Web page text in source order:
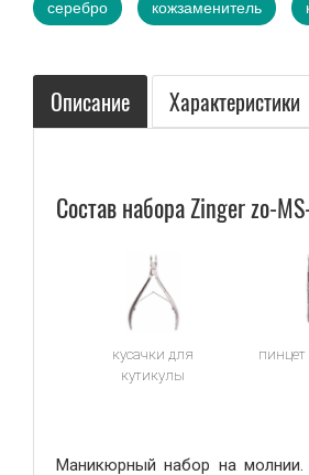
Подарки от нашего магазина
серебро кожзаменитель
Описание Характеристики
Состав набора Zinger zo-
кусачки для
кутикулы
Маникюрный набор на молнии.